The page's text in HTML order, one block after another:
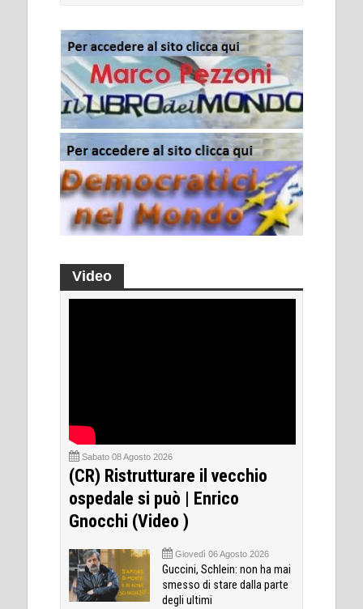
Video
Sabato 08 Agosto 2026
(CR) Ristrutturare il vecchio
ospedale si può | Enrico
Gnocchi (Video )
Giovedì 06 Agosto 2026
Guccini, Schlein: non ha mai
smesso di stare dalla parte
degli ultimi